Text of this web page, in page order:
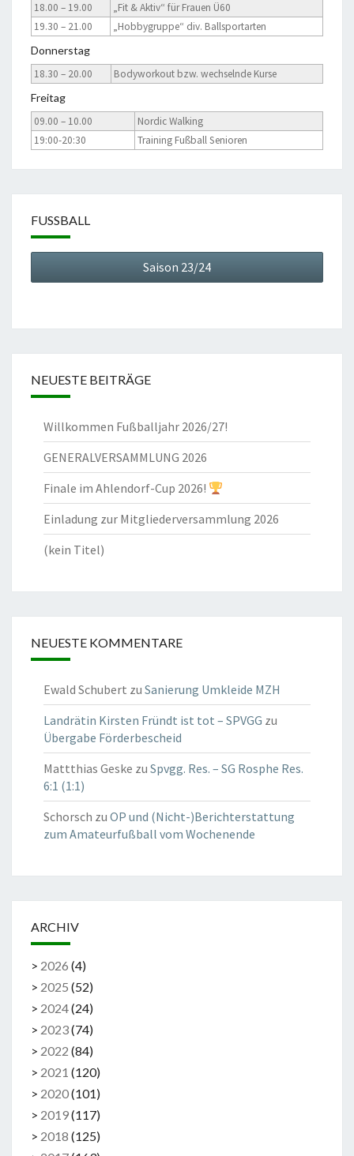
18.00 – 19.00
„Fit & Aktiv“ für Frauen Ü60
19.30 – 21.00
„Hobbygruppe“ div. Ballsportarten
Donnerstag
18.30 – 20.00
Bodyworkout bzw. wechselnde Kurse
Freitag
09.00 – 10.00
Nordic Walking
19:00-20:30
Training Fußball Senioren
FUSSBALL
Saison 23/24
NEUESTE BEITRÄGE
Willkommen Fußballjahr 2026/27!
GENERALVERSAMMLUNG 2026
Finale im Ahlendorf-Cup 2026!
Einladung zur Mitgliederversammlung 2026
(kein Titel)
NEUESTE KOMMENTARE
Ewald Schubert zu Sanierung Umkleide MZH
Landrätin Kirsten Fründt ist tot – SPVGG zu
Übergabe Förderbescheid
Mattthias Geske zu Spvgg. Res. – SG Rosphe Res.
6:1 (1:1)
Schorsch zu OP und (Nicht-)Berichterstattung
zum Amateurfußball vom Wochenende
ARCHIV
> 2026 (4)
> 2025 (52)
> 2024(24)
> 2023(74)
> 2022 (84)
> 2021 (120)
> 2020(101)
> 2019(117)
> 2018 (125)